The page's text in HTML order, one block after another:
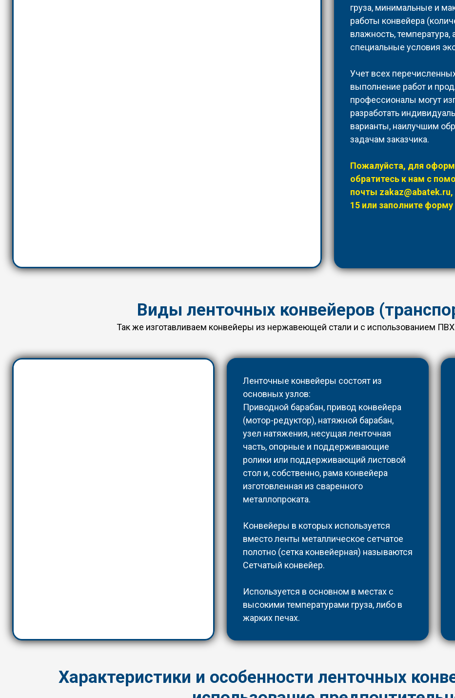
груза, минимальные и
работы конвейера
влажность,
специальные условия
Учет всех
выполнение работ и
профессионалы могут
разработать
варианты, наилучшим
задачам заказчика.
Пожалуйста, для
обратитесь к нам с
почты zakaz@abatek.ru
15или заполните форму
Виды ленточных конвейеров
Так же изготавливаем конвейеры из нержавеющей стали и с использованием
Ленточные конвейеры состоят из
основных узлов:
Приводной барабан, привод конвейера
(мотор-редуктор), натяжной барабан,
узел натяжения, несущая ленточная
часть, опорные и поддерживающие
ролики или поддерживающий листовой
стол и, собственно, рама конвейера
изготовленная из сваренного
металлопроката.
Конвейеры в которых используется
вместо ленты металлическое сетчатое
полотно (сетка конвейерная) называются
Сетчатый конвейер.
Используется в основном в местах с
высокими температурами груза, либо в
жарких печах.
Характеристики и особенности ленточных